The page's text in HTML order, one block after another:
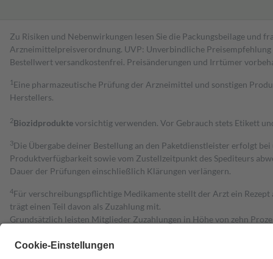
Zu Risiken und Nebenwirkungen lesen Sie die Packungsbeilage
Arzneimittelpreisverordnung. UVP: Unverbindliche Preisempfehlung
Bestell­wert versand­kosten­frei. Preisänderungen und Irrtümer
1 Eine pharmazeutische Prüfung der Arzneimittel und sonstigen
Herstellers.
2Biozidproduktevorsichtig verwenden. Vor Gebrauch stets Etikett
3Die Übergabe deiner Bestellung an den Paketdienstleister erfolgt
Produktverfügbarkeit sowie vom Zustellzeitpunkt des Spediteurs
Dauer der Prüfungen einschließlich Klärungen verlängern.
4Für verschreibungspflichtige Medikamente stellt der Arzt ein
trägt einen Teil davon als Zuzahlung mit.
Grundsätzlich leisten Mitglieder Zuzahlungen in Höhe von zehn
Diese Regeln gelten grundsätzlich auch für Online-Apotheken.